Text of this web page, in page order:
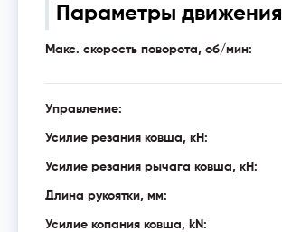
Параметры движения
Макс. скорость поворота, об/мин:
Управление:
Усилие резания ковша, кН:
Усилие резания рычага ковша, кН:
Длина рукоятки, мм:
Усилие копания ковша, kN: